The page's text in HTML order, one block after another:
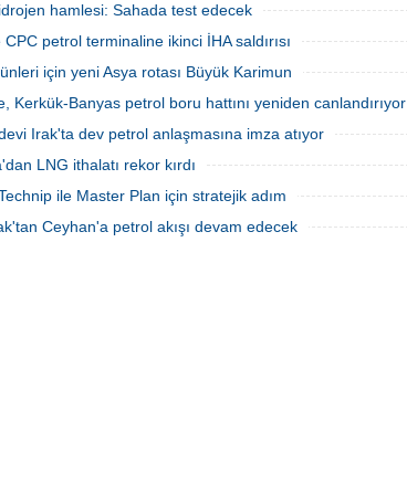
hamlesi: Sahada test edecek
petrol terminaline ikinci İHA saldırısı
için yeni Asya rotası Büyük Karimun
Kerkük-Banyas petrol boru hattını yeniden canlandırıyor
Irak'ta dev petrol anlaşmasına imza atıyor
LNG ithalatı rekor kırdı
ile Master Plan için stratejik adım
Ceyhan'a petrol akışı devam edecek